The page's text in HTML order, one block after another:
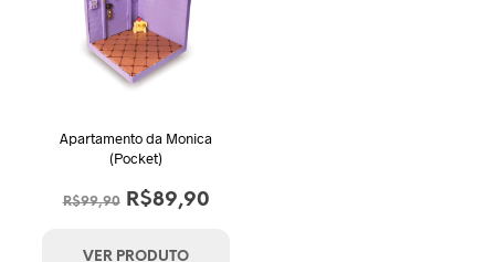
Apartamento da Monica
(Pocket)
R$99,90
O
R$89,90O
VER PRODUTO